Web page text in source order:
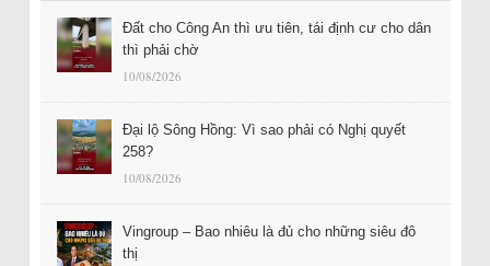
Đất cho Công An thì ưu tiên, tái định cư cho dân
thì phải chờ
10/08/2026
Đại lộ Sông Hồng: Vì sao phải có Nghị quyết
258?
10/08/2026
Vingroup – Bao nhiêu là đủ cho những siêu đô
thị